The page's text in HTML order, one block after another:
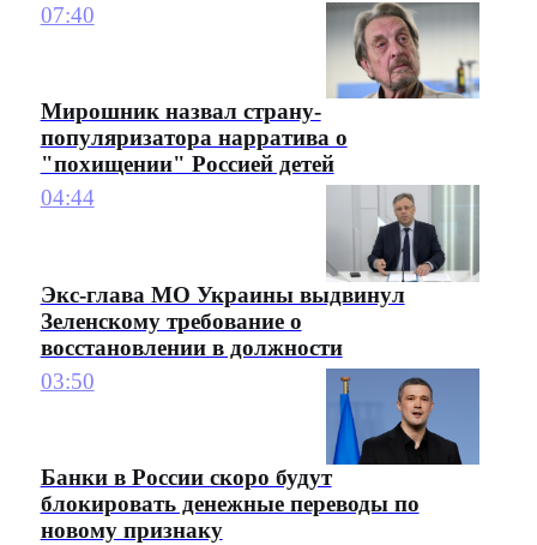
07:40
Мирошник назвал страну-
популяризатора нарратива о
"похищении" Россией детей
04:44
Экс-глава МО Украины выдвинул
Зеленскому требование о
восстановлении в должности
03:50
Банки в России скоро будут
блокировать денежные переводы по
новому признаку